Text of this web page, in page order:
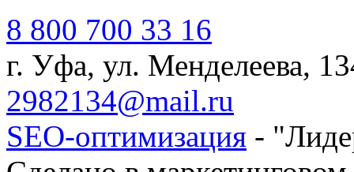
8 800 700 33 16
г. Уфа, ул. Менделеева,
2982134@mail.ru
SEO-оптимизация -